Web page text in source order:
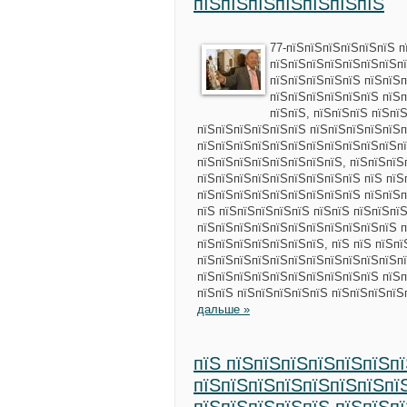
77-пїЅпїЅпїЅпїЅпїЅпїЅ
пїЅпїЅпїЅпїЅпїЅ
пїЅпїЅпїЅпїЅпїЅпїЅ
пїЅпїЅ, пїЅпїЅпїЅ
пїЅпїЅпїЅпїЅпїЅпїЅ
пїЅпїЅпїЅпїЅпїЅпїЅпїЅпїЅ,
пїЅпїЅпїЅпїЅпїЅпїЅпїЅпїЅпїЅ пїЅ
пїЅпїЅпїЅпїЅпїЅпїЅпїЅпїЅпїЅ
пїЅ пїЅпїЅпїЅпїЅпїЅ пїЅпїЅ
пїЅпїЅпїЅпїЅпїЅпїЅпїЅпїЅпїЅпїЅпїЅ
пїЅпїЅпїЅпїЅпїЅпїЅпїЅ, пїЅ пїЅ
пїЅпїЅпїЅпїЅпїЅпїЅпїЅпїЅпїЅпїЅ
пїЅпїЅ пїЅпїЅпїЅпїЅпїЅ
дальше »
пїЅ